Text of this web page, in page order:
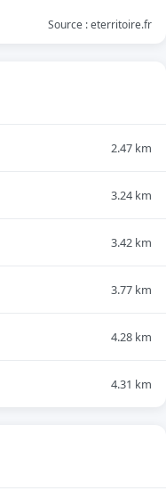
Source : eterritoire.fr
2.47 km
3.24 km
3.42 km
3.77 km
4.28 km
4.31 km